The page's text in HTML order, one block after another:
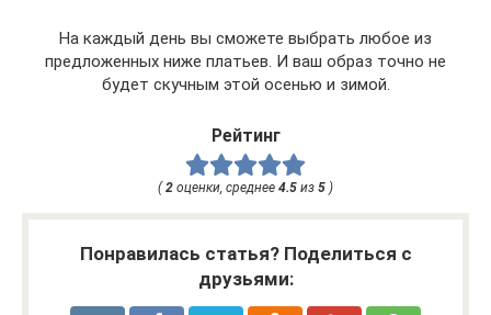
На каждый день вы сможете выбрать любое из
предложенных ниже платьев. И ваш образ точно не
будет скучным этой осенью и зимой.
Рейтинг
( 2 оценки, среднее 4.5 из 5 )
Понравилась статья? Поделиться с
друзьями: